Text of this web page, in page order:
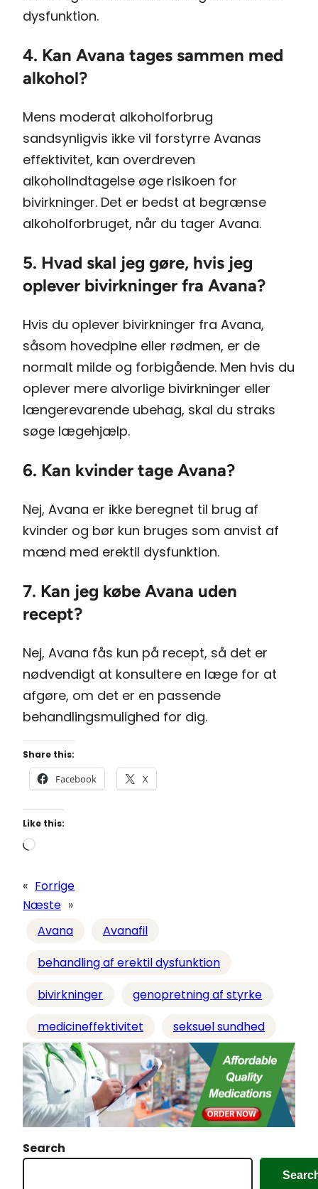
dysfunktion.
4. Kan Avana tages sammen med
alkohol?
Mens moderat alkoholforbrug
sandsynligvis ikke vil forstyrre Avanas
effektivitet, kan overdreven
alkoholindtagelse øge risikoen for
bivirkninger. Det er bedst at begrænse
alkoholforbruget, når du tager Avana.
5. Hvad skal jeg gøre, hvis jeg
oplever bivirkninger fra Avana?
Hvis du oplever bivirkninger fra Avana,
såsom hovedpine eller rødmen, er de
normalt milde og forbigående. Men hvis du
oplever mere alvorlige bivirkninger eller
længerevarende ubehag, skal du straks
søge lægehjælp.
6. Kan kvinder tage Avana?
Nej, Avana er ikke beregnet til brug af
kvinder og bør kun bruges som anvist af
mænd med erektil dysfunktion.
7. Kan jeg købe Avana uden
recept?
Nej, Avana fås kun på recept, så det er
nødvendigt at konsultere en læge for at
afgøre, om det er en passende
behandlingsmulighed for dig.
Share this:
Facebook X
Like this:
L
a
d
g
« Forrige
Næste »
Avana
Avanafil
behandling af erektil dysfunktion
bivirkninger
genopretning af styrke
medicineffektivitet
seksuel sundhed
Search